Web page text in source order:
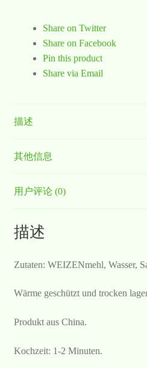
Share on Twitter
Share on Facebook
Pin this product
Share via Email
描述
其他信息
用户评论 (0)
描述
Zutaten: WEIZENmehl, Wasser,
Wärme geschützt und trocken
Produkt aus China.
Kochzeit: 1-2 Minuten.